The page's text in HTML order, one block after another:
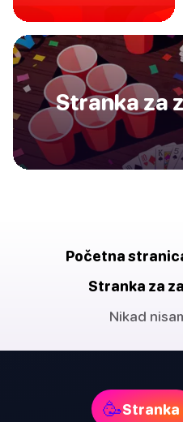
Stranka za
Početna
Stranka za
Nikad
🥳Stranka